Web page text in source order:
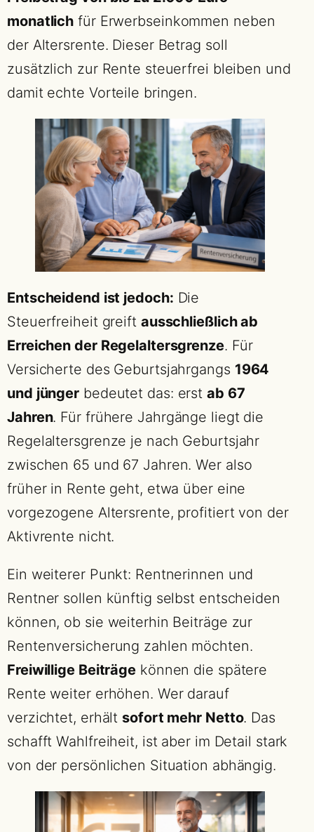
monatlich für Erwerbseinkommen neben
der Altersrente. Dieser Betrag soll
zusätzlich zur Rente steuerfrei bleiben und
damit echte Vorteile bringen.
Entscheidend ist jedoch: Die
Steuerfreiheit greift ausschließlich ab
Erreichen der Regelaltersgrenze. Für
Versicherte des Geburtsjahrgangs 1964
und jünger bedeutet das: erstab 67
Jahren. Für frühere Jahrgänge liegt die
Regelaltersgrenze je nach Geburtsjahr
zwischen 65 und 67 Jahren. Wer also
früher in Rente geht, etwa über eine
vorgezogene Altersrente, profitiert von der
Aktivrente nicht.
Ein weiterer Punkt: Rentnerinnen und
Rentner sollen künftig selbst entscheiden
können, ob sie weiterhin Beiträge zur
Rentenversicherung zahlen möchten.
Freiwillige Beiträge können die spätere
Rente weiter erhöhen. Wer darauf
verzichtet, erhält sofort mehr Netto. Das
schafft Wahlfreiheit, ist aber im Detail stark
von der persönlichen Situation abhängig.